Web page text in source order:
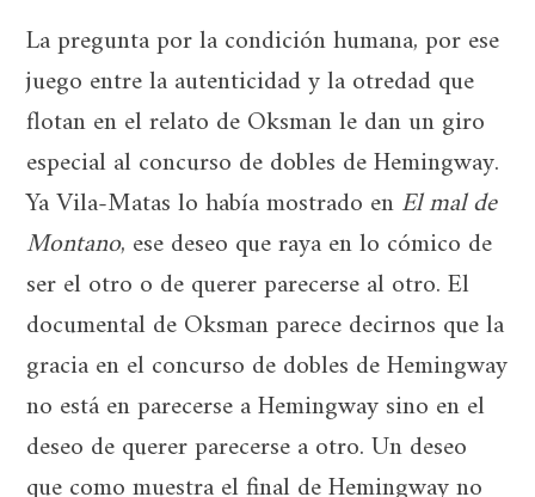
La pregunta por la condición humana, por ese
juego entre la autenticidad y la otredad que
flotan en el relato de Oksman le dan un giro
especial al concurso de dobles de Hemingway.
Ya Vila-Matas lo había mostrado enEl mal de
Montano, ese deseo que raya en lo cómico de
ser el otro o de querer parecerse al otro. El
documental de Oksman parece decirnos que la
gracia en el concurso de dobles de Hemingway
no está en parecerse a Hemingway sino en el
deseo de querer parecerse a otro. Un deseo